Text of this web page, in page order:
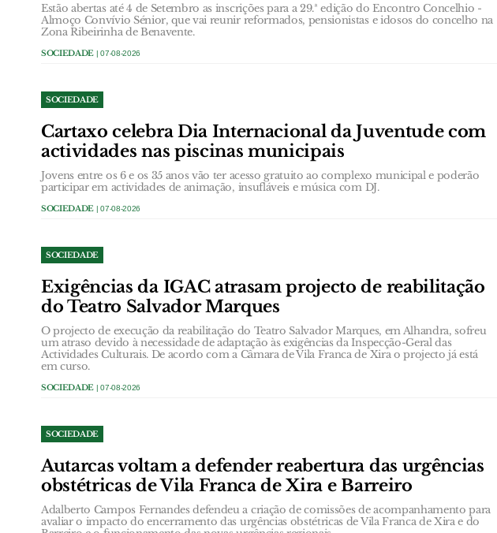
Estão abertas até 4 de Setembro as inscrições para a 29.ª edição do Encontro Concelhio -
Almoço Convívio Sénior, que vai reunir reformados, pensionistas e idosos do concelho na
Zona Ribeirinha de Benavente.
SOCIEDADE | 07-08-2026
SOCIEDADE
Cartaxo celebra Dia Internacional da Juventude com
actividades nas piscinas municipais
Jovens entre os 6 e os 35 anos vão ter acesso gratuito ao complexo municipal e poderão
participar em actividades de animação, insufláveis e música com DJ.
SOCIEDADE | 07-08-2026
SOCIEDADE
Exigências da IGAC atrasam projecto de reabilitação
do Teatro Salvador Marques
O projecto de execução da reabilitação do Teatro Salvador Marques, em Alhandra, sofreu
um atraso devido à necessidade de adaptação às exigências da Inspecção-Geral das
Actividades Culturais. De acordo com a Câmara de Vila Franca de Xira o projecto já está
em curso.
SOCIEDADE | 07-08-2026
SOCIEDADE
Autarcas voltam a defender reabertura das urgências
obstétricas de Vila Franca de Xira e Barreiro
Adalberto Campos Fernandes defendeu a criação de comissões de acompanhamento para
avaliar o impacto do encerramento das urgências obstétricas de Vila Franca de Xira e do